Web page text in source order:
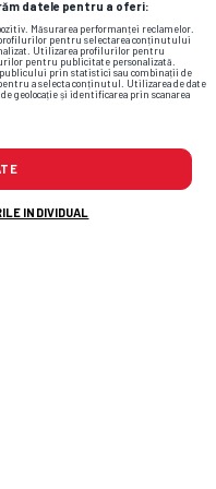
datele pentru a oferi:
Măsurarea performanței reclamelor.
pentru selectarea conținutului
Utilizarea profilurilor pentru
pentru publicitate personalizată.
prin statistici sau combinații de
a selecta conținutul. Utilizarea de date
geolocație și identificarea prin scanarea
INDIVIDUAL